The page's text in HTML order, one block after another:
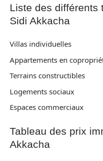
Liste des différents
Sidi Akkacha
Villas individuelles
Appartements en
Terrains constructibles
Logements sociaux
Espaces commerciaux
Tableau des prix
Akkacha